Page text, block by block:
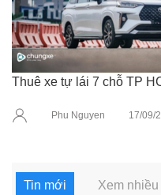
Thuê xe tự lái 7 chỗ TP
Phu Nguyen 17/09/
Tin mới Xem nhiều